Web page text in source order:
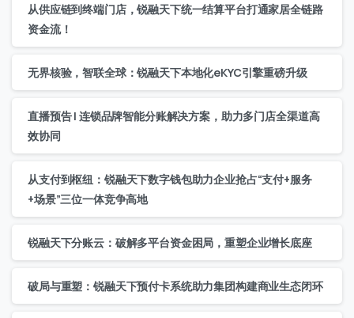
从供应链到终端门店，锐融天下统一结算平台打通家居全链路
资金流！
无界核验，智联全球：锐融天下本地化eKYC引擎重磅升级
直播预告 | 连锁品牌智能分账解决方案，助力多门店全渠道高
效协同
从支付到枢纽：锐融天下数字钱包助力企业抢占“支付+服务
+场景”三位一体竞争高地
锐融天下分账云：破解多平台资金困局，重塑企业增长底座
破局与重塑：锐融天下预付卡系统助力集团构建商业生态闭环